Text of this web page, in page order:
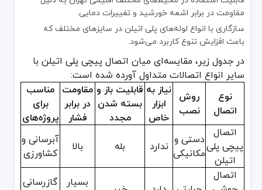
اتصال پیچی پلی اتیلن به دلیل ساختار ساده، نصب سریع و قابلیت
مقاومت در برابر اشعه خورشید و تغییرات دمایی.
سازگاری با انواع لوله‌های پلی اتیلن در سایزهای مختلف که
باعث افزایش تنوع کاربرد می‌شود.
در جدول زیر، مقایسه‌ای میان اتصال پیچی پلی اتیلن با
سایر انواع اتصالات متداول آورده شده است:
نوع
اتصال
روش
نصب
نیاز به
ابزار
خاص
قابلیت باز و
بسته شدن
مجدد
مقاومت
در برابر
فشار
مناسب
برای
پروژه‌های
اتصال
پیچی پلی
اتیلن
دستی و
مکانیکی ندارد بله بالا
آبرسانی و
کشاورزی
اتصال
بسیار گازرسانی